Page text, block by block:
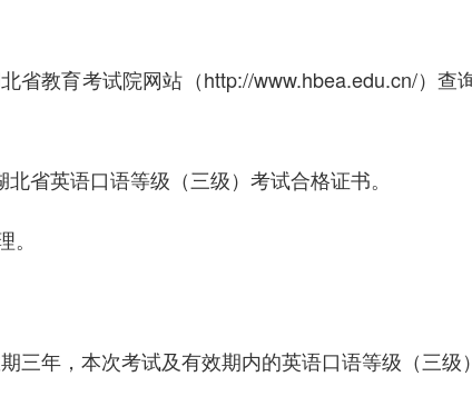
省教育考试院网站（http://www.hbea.edu.cn/）查
英语口语等级（三级）考试合格证书。
年，本次考试及有效期内的英语口语等级（三级